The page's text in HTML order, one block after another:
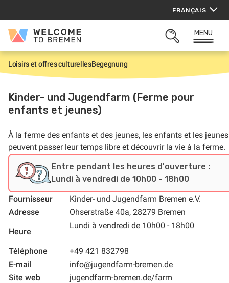
contenu
FRANÇAIS
Welcome
OUVRIR
RECHERCHE
MENU
A
c
u
e
i
Loisirs et offres culturellesBegegnung
Kinder- und Jugendfarm (Ferme pour
enfants et jeunes)
À la ferme des enfants et des jeunes, les enfants et les jeunes
peuvent passer leur temps libre et découvrir la vie à la ferme.
Entre pendant les heures d'ouverture :
Lundi à vendredi de 10h00 - 18h00
Fournisseur
Kinder- und Jugendfarm Bremen e.V.
Adresse
Ohserstraße 40a, 28279 Bremen
Heure
Lundi à vendredi de 10h00 - 18h00
Téléphone
+49 421 832798
E-mail
info@jugendfarm-bremen.de
Site web
jugendfarm-bremen.de/farm